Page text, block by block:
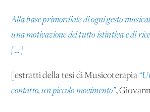
Alla base primordiale di ogni gesto
una motivazione del tutto istintiva e di
[…]
[estratti della tesi di Musicoterapia
contatto, un piccolo movimento”,